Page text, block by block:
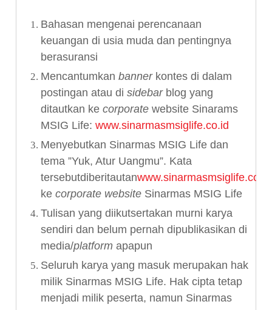
Bahasan mengenai perencanaan
keuangan di usia muda dan pentingnya
berasuransi
Mencantumkan bannerkontes di dalam
postingan atau di sidebarblog yang
ditautkan ke corporatewebsite Sinarams
MSIG Life: www.sinarmasmsiglife.co.id
Menyebutkan Sinarmas MSIG Life dan
tema ”Yuk, Atur Uangmu”. Kata
tersebutdiberitautanwww.sinarmasmsiglife.co.id
ke corporate website Sinarmas MSIG Life
Tulisan yang diikutsertakan murni karya
sendiri dan belum pernah dipublikasikan di
media/platform apapun
Seluruh karya yang masuk merupakan hak
milik Sinarmas MSIG Life. Hak cipta tetap
menjadi milik peserta, namun Sinarmas